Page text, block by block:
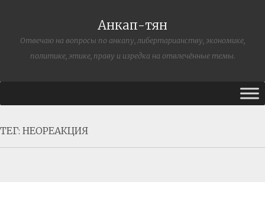
Анкап-тян
Отвечаю на вопросы по анкапу, либертарианству, экономике,
политике, этике, праву и изредка на отвлечённые темы.
ТЕГ: НЕОРЕАКЦИЯ